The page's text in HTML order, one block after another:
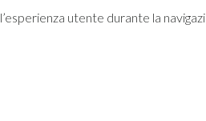
utente durante la